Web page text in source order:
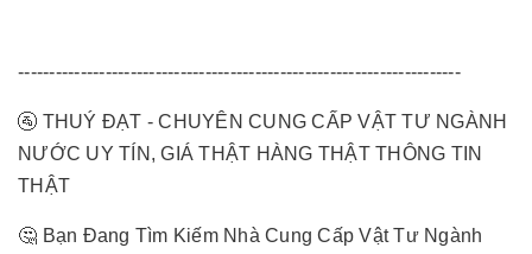
-----------------------------------------------------------------------
🚰 THUÝ ĐẠT - CHUYÊN CUNG CẤP VẬT TƯ NGÀNH
NƯỚC UY TÍN, GIÁ THẬT HÀNG THẬT THÔNG TIN
THẬT
🤔 Bạn Đang Tìm Kiếm Nhà Cung Cấp Vật Tư Ngành